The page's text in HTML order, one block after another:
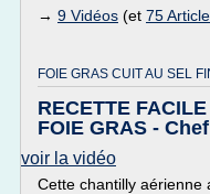
→ 9 Vidéos (et 75
FOIE GRAS CUIT AU SEL
RECETTE
FOIE GRAS -
voir la vidéo
Cette chantilly aérienne